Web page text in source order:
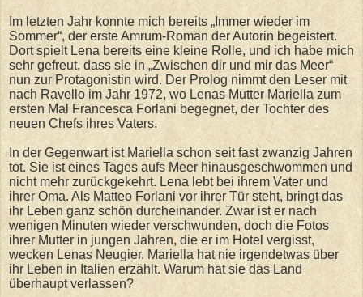
Im letzten Jahr konnte mich bereits „Immer wieder im
Sommer“, der erste Amrum-Roman der Autorin begeistert.
Dort spielt Lena bereits eine kleine Rolle, und ich habe mich
sehr gefreut, dass sie in „Zwischen dir und mir das Meer“
nun zur Protagonistin wird. Der Prolog nimmt den Leser mit
nach Ravello im Jahr 1972, wo Lenas Mutter Mariella zum
ersten Mal Francesca Forlani begegnet, der Tochter des
neuen Chefs ihres Vaters.
In der Gegenwart ist Mariella schon seit fast zwanzig Jahren
tot. Sie ist eines Tages aufs Meer hinausgeschwommen und
nicht mehr zurückgekehrt. Lena lebt bei ihrem Vater und
ihrer Oma. Als Matteo Forlani vor ihrer Tür steht, bringt das
ihr Leben ganz schön durcheinander. Zwar ist er nach
wenigen Minuten wieder verschwunden, doch die Fotos
ihrer Mutter in jungen Jahren, die er im Hotel vergisst,
wecken Lenas Neugier. Mariella hat nie irgendetwas über
ihr Leben in Italien erzählt. Warum hat sie das Land
überhaupt verlassen?